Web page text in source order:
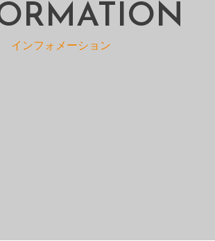
インフォメーション